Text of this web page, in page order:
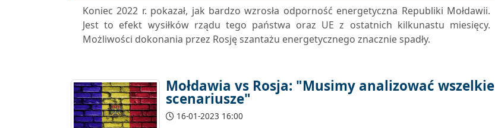
Koniec 2022 r. pokazał, jak bardzo wzrosła odporność energetyczna Republiki Mołdawii.
Jest to efekt wysiłków rządu tego państwa oraz UE z ostatnich kilkunastu miesięcy.
Możliwości dokonania przez Rosję szantażu energetycznego znacznie spadły.
Mołdawia vs Rosja: "Musimy analizować wszelkie
scenariusze"
16-01-2023 16:00